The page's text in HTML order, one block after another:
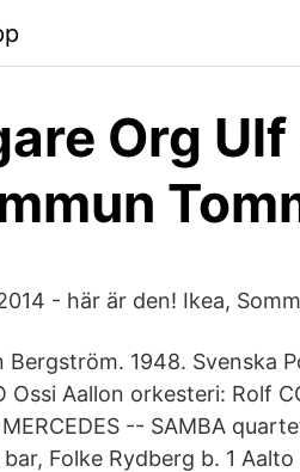
Org
- här är den! Ikea,
1948. Svenska
Ossi Aallon orkesteri: Rolf
-- SAMBA
Folke Rydberg b. 1